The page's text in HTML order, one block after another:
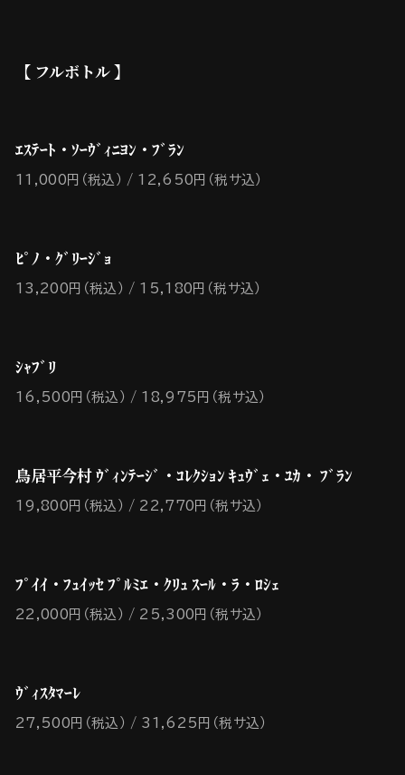
【 フルボトル 】
ｴｽﾃｰﾄ・ｿｰｳﾞｨﾆﾖﾝ・ﾌﾞﾗﾝ
11,000円（税込） 12,650円（税サ込）
ﾋﾟﾉ・ｸﾞﾘｰｼﾞｮ
13,200円（税込） 15,180円（税サ込）
ｼｬﾌﾞﾘ
16,500円（税込） 18,975円（税サ込）
鳥居平今村 ｳﾞｨﾝﾃｰｼﾞ・ｺﾚｸｼｮﾝ ｷｭｳﾞｪ・ﾕｶ・ ﾌﾞﾗﾝ
19,800円（税込） 22,770円（税サ込）
ﾌﾟｲｲ・ﾌｭｲｯｾ ﾌﾟﾙﾐｴ・ｸﾘｭ ｽｰﾙ・ﾗ・ﾛｼｪ
22,000円（税込） 25,300円（税サ込）
ｳﾞｨｽﾀﾏｰﾚ
27,500円（税込） 31,625円（税サ込）